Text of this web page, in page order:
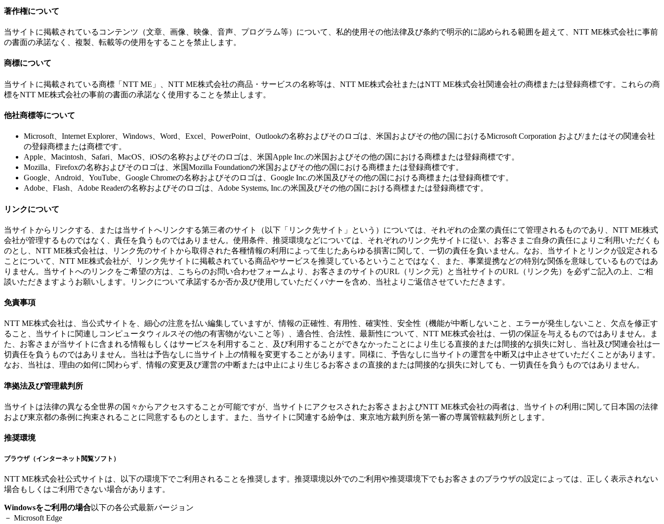
著作権について
当サイトに掲載されているコンテンツ（文章、画像、映像、音声、プログラム等）について、私的使用その他法律及び条約で明示的に認められる範囲を超えて、NTT ME株式会社に事前
の書面の承諾なく、複製、転載等の使用をすることを禁止します。
商標について
当サイトに掲載されている商標「NTT ME」、NTT ME株式会社の商品・サービスの名称等は、NTT ME株式会社またはNTT ME株式会社関連会社の商標または登録商標です。これらの商
標をNTT ME株式会社の事前の書面の承諾なく使用することを禁止します。
他社商標等について
Microsoft、Internet Explorer、Windows、Word、Excel、PowerPoint、Outlookの名称およびそのロゴは、米国およびその他の国におけるMicrosoft Corporation および/またはその関連会社
の登録商標または商標です。
Apple、Macintosh、Safari、MacOS、iOSの名称およびそのロゴは、米国Apple Inc.の米国およびその他の国における商標または登録商標です。
Mozilla、Firefoxの名称およびそのロゴは、米国Mozilla Foundationの米国およびその他の国における商標または登録商標です。
Google、Android、YouTube、Google Chromeの名称およびそのロゴは、Google Inc.の米国及びその他の国における商標または登録商標です。
Adobe、Flash、Adobe Readerの名称およびそのロゴは、Adobe Systems, Inc.の米国及びその他の国における商標または登録商標です。
リンクについて
当サイトからリンクする、または当サイトへリンクする第三者のサイト（以下「リンク先サイト」という）については、それぞれの企業の責任にて管理されるものであり、NTT ME株式
会社が管理するものではなく、責任を負うものではありません。使用条件、推奨環境などについては、それぞれのリンク先サイトに従い、お客さまご自身の責任によりご利用いただくも
のとし、NTT ME株式会社は、リンク先のサイトから取得された各種情報の利用によって生じたあらゆる損害に関して、一切の責任を負いません。なお、当サイトとリンクが設定される
ことについて、NTT ME株式会社が、リンク先サイトに掲載されている商品やサービスを推奨しているということではなく、また、事業提携などの特別な関係を意味しているものではあ
りません。当サイトへのリンクをご希望の方は、こちらのお問い合わせフォームより、お客さまのサイトのURL（リンク元）と当社サイトのURL（リンク先）を必ずご記入の上、ご相
談いただきますようお願いします。リンクについて承諾するか否か及び使用していただくバナーを含め、当社よりご返信させていただきます。
免責事項
NTT ME株式会社は、当公式サイトを、細心の注意を払い編集していますが、情報の正確性、有用性、確実性、安全性（機能が中断しないこと、エラーが発生しないこと、欠点を修正す
ること、当サイトに関連しコンピュータウィルスその他の有害物がないこと等）、適合性、合法性、最新性について、NTT ME株式会社は、一切の保証を与えるものではありません。ま
た、お客さまが当サイトに含まれる情報もしくはサービスを利用すること、及び利用することができなかったことにより生じる直接的または間接的な損失に対し、当社及び関連会社は一
切責任を負うものではありません。当社は予告なしに当サイト上の情報を変更することがあります。同様に、予告なしに当サイトの運営を中断又は中止させていただくことがあります。
なお、当社は、理由の如何に関わらず、情報の変更及び運営の中断または中止により生じるお客さまの直接的または間接的な損失に対しても、一切責任を負うものではありません。
準拠法及び管理裁判所
当サイトは法律の異なる全世界の国々からアクセスすることが可能ですが、当サイトにアクセスされたお客さまおよびNTT ME株式会社の両者は、当サイトの利用に関して日本国の法律
および東京都の条例に拘束されることに同意するものとします。また、当サイトに関連する紛争は、東京地方裁判所を第一審の専属管轄裁判所とします。
推奨環境
ブラウザ（インターネット閲覧ソフト）
NTT ME株式会社公式サイトは、以下の環境下でご利用されることを推奨します。推奨環境以外でのご利用や推奨環境下でもお客さまのブラウザの設定によっては、正しく表示されない
場合もしくはご利用できない場合があります。
Windowsをご利用の場合以下の各公式最新バージョン
－ Microsoft Edge